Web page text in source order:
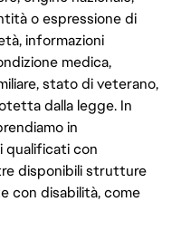
o espressione di
informazioni
medica,
stato di veterano,
dalla legge. In
in
qualificati con
disponibili strutture
con disabilità, come